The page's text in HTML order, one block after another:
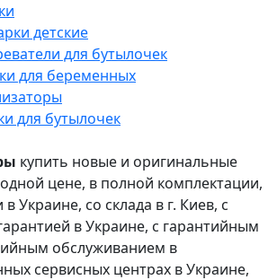
детские
для бутылочек
для беременных
для бутылочек
купить новые и оригинальные
цене, в полной комплектации,
Украине, со склада в г. Киев, с
в Украине, с гарантийным
обслуживанием в
сервисных центрах в Украине,